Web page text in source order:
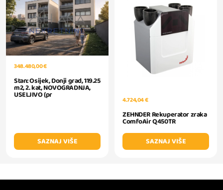
348.480,00 €
Stan: Osijek, Donji grad, 119.25
m2, 2. kat, NOVOGRADNJA,
USELJIVO (pr
SAZNAJ VIŠE
4.724,04 €
ZEHNDER Rekuperator zraka
ComfoAir Q450TR
SAZNAJ VIŠE